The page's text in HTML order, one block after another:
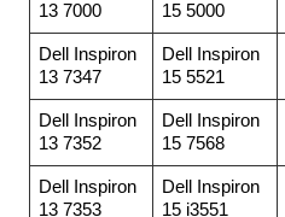
13 7000
15 5000
Dell Inspiron
13 7347
Dell Inspiron
15 5521
Dell Inspiron
13 7352
Dell Inspiron
15 7568
Dell Inspiron
13 7353
Dell Inspiron
15 i3551